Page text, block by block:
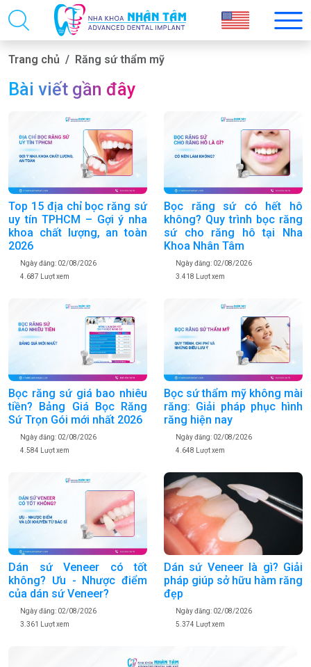
Trang chủ Răng sứ thẩm mỹ
Bài viết gần đây
Top 15 địa chỉ bọc răng sứ
uy tín TPHCM – Gợi ý nha
khoa chất lượng, an toàn
2026
Ngày đăng: 02/08/2026
4.687 Lượt xem
Bọc răng sứ có hết hô
không? Quy trình bọc răng
sứ cho răng hô tại Nha
Khoa Nhân Tâm
Ngày đăng: 02/08/2026
3.418 Lượt xem
Bọc răng sứ giá bao nhiêu
tiền? Bảng Giá Bọc Răng
Sứ Trọn Gói mới nhất 2026
Ngày đăng: 02/08/2026
4.584 Lượt xem
Bọc sứ thẩm mỹ không mài
răng: Giải pháp phục hình
răng hiện nay
Ngày đăng: 02/08/2026
4.648 Lượt xem
Dán sứ Veneer có tốt
không? Ưu - Nhược điểm
của dán sứ Veneer?
Ngày đăng: 02/08/2026
3.361 Lượt xem
Dán sứ Veneer là gì? Giải
pháp giúp sở hữu hàm răng
đẹp
Ngày đăng: 02/08/2026
5.374 Lượt xem